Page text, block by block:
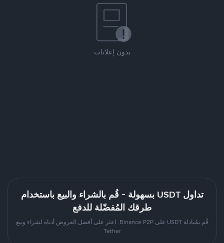
بدون إعلانات
تداول USDT بسهولة - قُم بالشراء والبيع باستخدام
طرقك المُفضّلة للدفع
قُم بمُبادلة USDT على Binance P2P. اعثر على أفضل العروض أدناه لشراء وبيع
Tether